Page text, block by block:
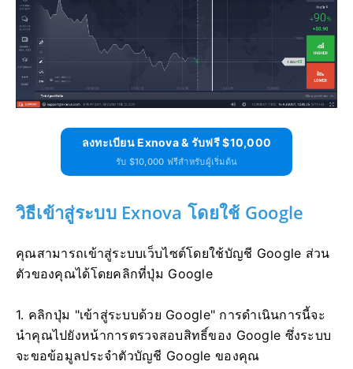
ลงทะเบียน Exnova & รับฟรี $10,000
รับ $10,000 ฟรีสำหรับผู้เริ่มต้น
วิธีเข้าสู่ระบบ Exnova โดยใช้ Google
คุณสามารถเข้าสู่ระบบเว็บไซต์โดยใช้บัญชี Google ส่วน
ตัวของคุณได้โดยคลิกที่ปุ่ม Google
1. คลิกปุ่ม "เข้าสู่ระบบด้วย Google" การดำเนินการนี้จะ
นำคุณไปยังหน้าการตรวจสอบสิทธิ์ของ Google ซึ่งระบบ
จะขอข้อมูลประจำตัวบัญชี Google ของคุณ